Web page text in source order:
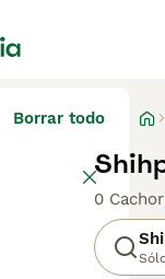
Borrar todo
0